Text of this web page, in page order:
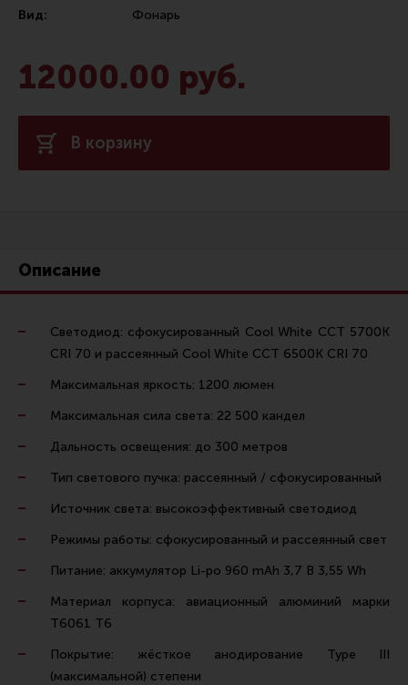
Сошки
Фонари и ЛЦУ
Идеи для подарков
Все разделы
Снаряжение для IPSC
Кобуры для IPSC
Паучеры и патронташи
Ремни для IPSC
Стрелковые таймеры
Холощение и тренировки
Другие аксессуары IPSC
Экипировка
Пневматика
Стрелковые очки
Кобуры
Вид:
Фонарь
12000.00 руб.
В корзину
Описание
Светодиод: сфокусированный Cool White ССT 5700К
CRI 70 и рассеянный Cool White ССT 6500K CRI 70
Максимальная яркость: 1200 люмен
Максимальная сила света: 22 500 кандел
Дальность освещения: до 300 метров
Тип светового пучка: рассеянный / сфокусированный
Источник света: высокоэффективный светодиод
Режимы работы: сфокусированный и рассеянный свет
Питание: аккумулятор Li-po 960 mAh 3,7 В 3,55 Wh
Материал корпуса: авиационный алюминий марки
Т6061 T6
Покрытие: жёсткое анодирование Type III
(максимальной) степени